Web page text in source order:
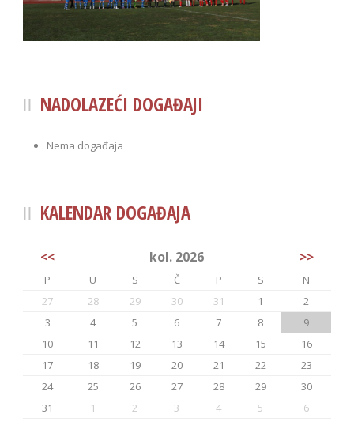
NADOLAZEĆI DOGAĐAJI
Nema događaja
KALENDAR DOGAĐAJA
<< kol. 2026 >>
P U S Č P S
N
27
28 29 30 31 1
2
3
4 5 6 7 8
9
10
11 12 13 14 15
16
17
18 19 20 21 22
23
24
25 26 27 28 29
30
31
1 2 3 4 5 6